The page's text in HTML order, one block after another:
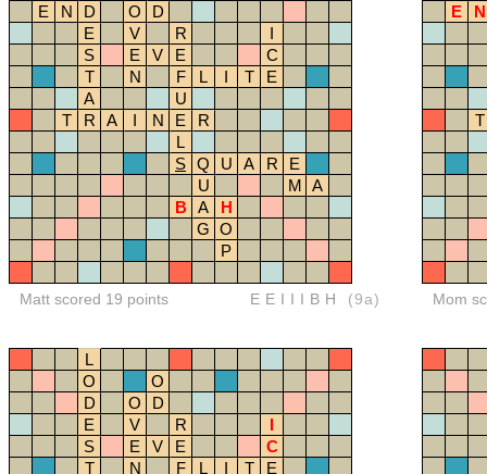
E
N D O
D
E
V R
I
S
E V E
C
T
N F L I T
E
A
U
T
R A I N E
R
L
S Q U A R
E
U
M A
B
A
H
G O
P
Matt scored 19 points EEIIIBH (9a)
E N
T
Mom
L
O
O
D
O
D
E
V R
I
S
E V E
C
T
N F L I T E